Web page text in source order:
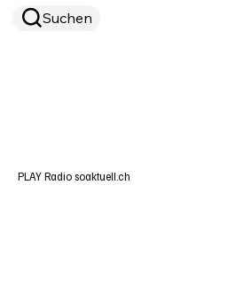
Suchen
PLAY Radio soaktuell.ch